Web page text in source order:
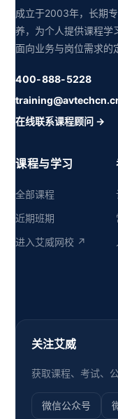
成立于2003年，长期
养，为个人提供课程学
面向业务与岗位需求的
400-888-5228
在线联系课程顾问 →
课程与学习
全部课程
近期班期
进入艾威网校 ↗
关注艾威
获取课程、考试、
微信公众号